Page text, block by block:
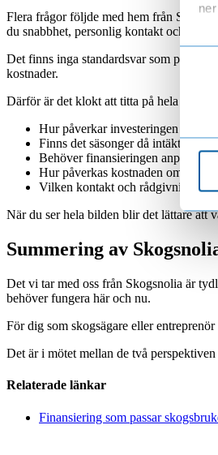
Flera frågor följde med hem från
du snabbhet, personlig kontakt och ränta
Det finns inga standardsvar som passar
kostnader.
Därför är det klokt att titta på hela
Hur påverkar investeringen ditt
Finns det säsonger då intäkter
Behöver finansieringen anpassas
Hur påverkas kostnaden om
Vilken kontakt och rådgivning
När du ser hela bilden blir det lättare att
Summering av
Det vi tar med oss från Skogsnolia är
behöver fungera här och nu.
För dig som skogsägare eller
Det är i mötet mellan de två
Relaterade länkar
Finansiering som passar